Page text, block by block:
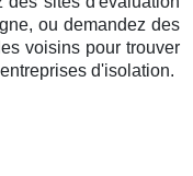
ou demandez des
voisins pour trouver
d'isolation.